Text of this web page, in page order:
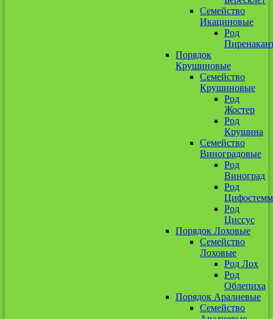
Семейство
Икациновые
Род
Порядок
Крушиновые
Семейство
Крушиновые
Род
Жостер
Род
Крушина
Семейство
Виноградовые
Род
Виноград
Род
Род
Циссус
Порядок Лоховые
Семейство
Лоховые
Род Лох
Род
Облепиха
Порядок Аралиевые
Семейство